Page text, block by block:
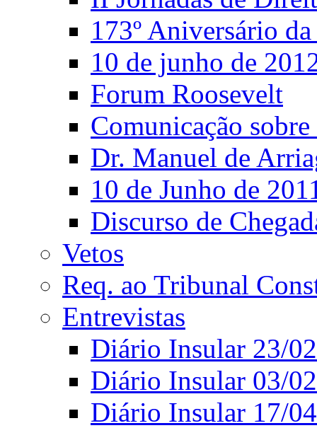
173º Aniversário
10 de junho de
Forum Roosevelt
Comunicação
Dr. Manuel de
10 de Junho de
Discurso de
Vetos
Req. ao Tribunal
Entrevistas
Diário Insular 23/
Diário Insular 03/
Diário Insular 17/